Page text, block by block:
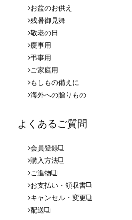
お盆のお供え
残暑御見舞
敬老の日
慶事用
弔事用
ご家庭用
もしもの備えに
海外への贈りもの
よくあるご質問
会員登録
購入方法
ご進物
お支払い・領収書
キャンセル・変更
配送